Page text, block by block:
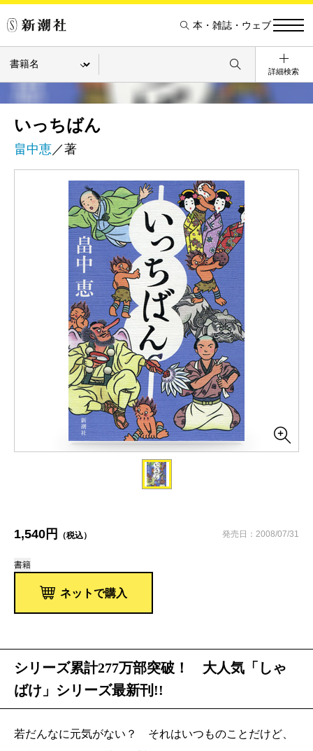
本・雑誌・ウェブ
詳細検索
いっちばん
畠中恵／著
1,540円 （税込） 発売日：2008/07/31
書籍
ネットで購入
シリーズ累計277万部突破！ 大人気「しゃ
ばけ」シリーズ最新刊!!
若だんなに元気がない？ それはいつものことだけど、